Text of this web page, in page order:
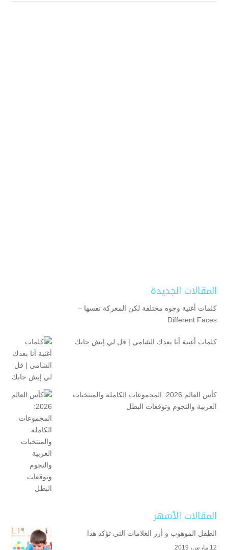
المقالات الجديدة
كلمات أغنية وجوه مختلفة لكن المعركة نفسها –
Different Faces
كلمات أغنية أنا بعدك الشامي | قل لي إيش جابك
كأس العالم 2026: المجموعات الكاملة والمنتخبات
العربية والنجوم وتوقعات البطل
المقالات الأشهر
الطفل الموهوب و أرز العلامات التي تؤكد هذا
12 مارس، 2019